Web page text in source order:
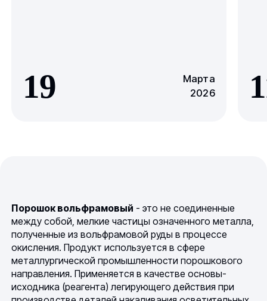
19
Марта
2026
Порошок вольфрамовый - это не соединенные
между собой, мелкие частицы означенного металла,
полученные из вольфрамовой руды в процессе
окисления. Продукт используется в сфере
металлургической промышленности порошкового
направления. Применяется в качестве основы-
исходника (реагента) легирующего действия при